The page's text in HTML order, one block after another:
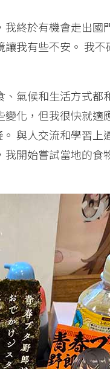
終於有機會走出國
我有些不安。 我
氣候和生活方式都
化，但我很快就適
與人交流和學習上
開始嘗試當地的食